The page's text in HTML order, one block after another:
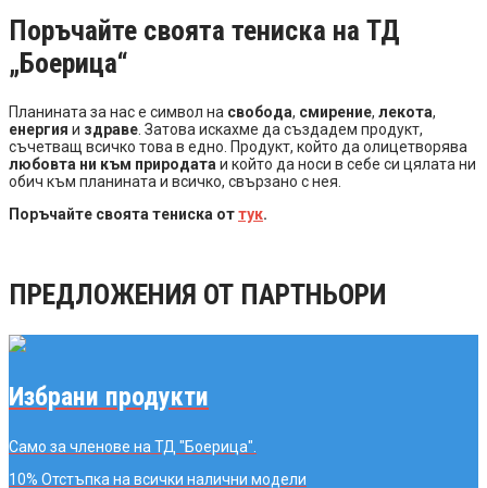
Поръчайте своята тениска на ТД
„Боерица“
Планината за нас е символ на свобода, смирение, лекота,
енергия и здраве . Затова искахме да създадем продукт,
съчетващ всичко това в едно. Продукт, който да олицетворява
любовта ни към природата и който да носи в себе си цялата ни
обич към планината и всичко, свързано с нея.
Поръчайте своята тениска оттук.
ПРЕДЛОЖЕНИЯ ОТ ПАРТНЬОРИ
Избрани продукти
Само за членове на ТД "Боерица".
10% Отстъпка на всички налични модели